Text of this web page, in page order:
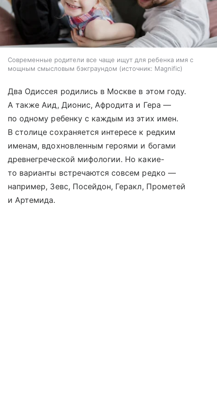
Современные родители все чаще ищут для ребенка имя с
мощным смысловым бэкграундом
источник: Magnific
Два Одиссея родились в Москве в этом году.
А также Аид, Дионис, Афродита и Гера —
по одному ребенку с каждым из этих имен.
В столице сохраняется интересе к редким
именам, вдохновленным героями и богами
древнегреческой мифологии. Но какие-
то варианты встречаются совсем редко —
например, Зевс, Посейдон, Геракл, Прометей
и Артемида.